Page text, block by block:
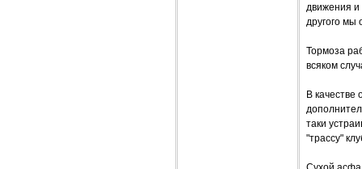
движения и
другого мы
Тормоза
всяком
В качестве
таки
"трассу"